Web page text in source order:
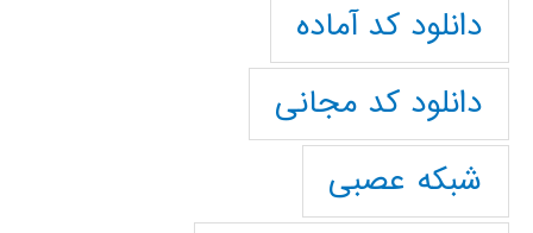
دانلود کد آماده
دانلود کد مجانی
شبکه عصبی